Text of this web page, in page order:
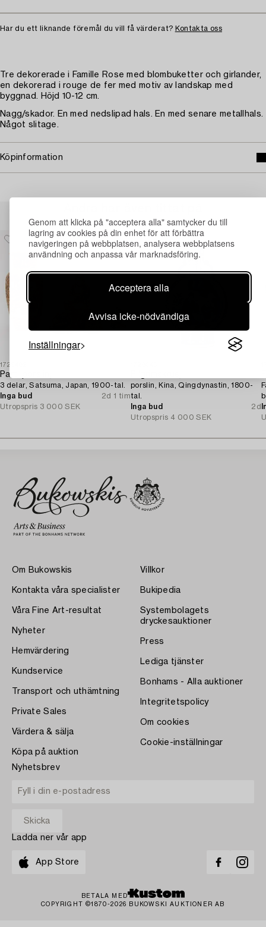
Genom att klicka på "acceptera alla" samtycker du till
lagring av cookies på din enhet för att förbättra
navigeringen på webbplatsen, analysera webbplatsens
användning och anpassa vår marknadsföring.
Acceptera alla
Avvisa icke-nödvändiga
Inställningar
Har du ett liknande föremål du vill få värderat? Kontakta oss
Tre dekorerade i Famille Rose med blombuketter och girlander,
en dekorerad i rouge de fer med motiv av landskap med
byggnad. Höjd 10-12 cm.
Nagg/skador. En med nedslipad hals. En med senare metallhals.
Något slitage.
Köpinformation
1729482
Parti porslin,
3 delar, Satsuma, Japan, 1900-tal.
Inga bud
2d 1 tim
Utropspris 3 000 SEK
porslin, Kina, Qingdynastin, 1800-
tal.
Inga bud
2d
Utropspris 4 000 SEK
Om Bukowskis
Kontakta våra specialister
Våra Fine Art-resultat
Nyheter
Hemvärdering
Kundservice
Transport och uthämtning
Private Sales
Värdera & sälja
Köpa på auktion
Villkor
Bukipedia
Systembolagets
dryckesauktioner
Press
Lediga tjänster
Bonhams - Alla auktioner
Integritetspolicy
Om cookies
Cookie-inställningar
Nyhetsbrev
Ladda ner vår app
App Store
BETALA MED
COPYRIGHT ©1870-2026 BUKOWSKI AUKTIONER AB